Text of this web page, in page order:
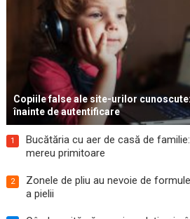
Copiile false ale site-urilor
înainte de autentificare
1
Bucătăria cu aer de casă de
mereu primitoare
2
Zonele de pliu au nevoie de
a pielii